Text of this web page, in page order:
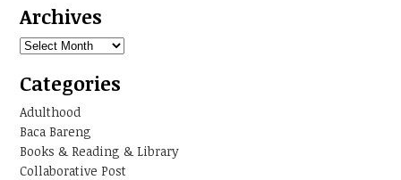
Archives
Archives
Categories
Adulthood
Baca Bareng
Books & Reading & Library
Collaborative Post